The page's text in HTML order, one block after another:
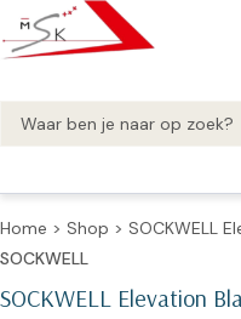
Home > Shop > SOCKWELL
SOCKWELL Elevation
SOCKWELL